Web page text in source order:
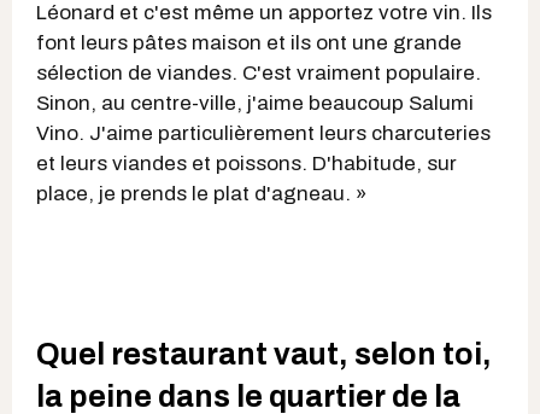
Léonard et c'est même un apportez votre vin. Ils
font leurs pâtes maison et ils ont une grande
sélection de viandes. C'est vraiment populaire.
Sinon, au centre-ville, j'aime beaucoup Salumi
Vino. J'aime particulièrement leurs charcuteries
et leurs viandes et poissons. D'habitude, sur
place, je prends le plat d'agneau. »
Quel restaurant vaut, selon toi,
la peine dans le quartier de la